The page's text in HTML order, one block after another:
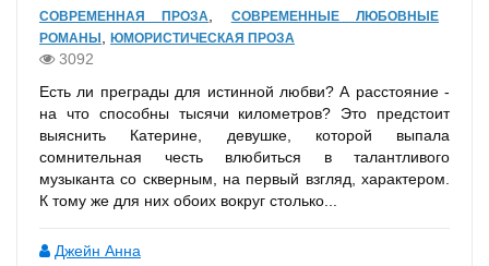
СОВРЕМЕННАЯ ПРОЗА
СОВРЕМЕННЫЕ ЛЮБОВНЫЕ
РОМАНЫ
ЮМОРИСТИЧЕСКАЯ ПРОЗА
3092
Есть ли преграды для истинной любви? А расстояние -
на что способны тысячи километров? Это предстоит
выяснить Катерине, девушке, которой выпала
сомнительная честь влюбиться в талантливого
музыканта со скверным, на первый взгляд, характером.
К тому же для них обоих вокруг столько...
Джейн Анна